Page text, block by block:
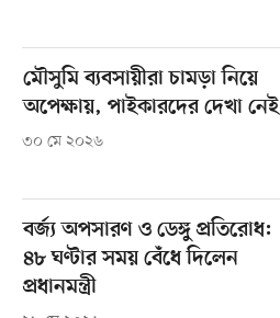
মৌসুমি ব্যবসায়ীরা চামড়া নিয়ে
অপেক্ষায়, পাইকারদের দেখা নেই
৩০ মে ২০২৬
বর্জ্য অপসারণ ও ডেঙ্গু প্রতিরোধ:
৪৮ ঘণ্টার সময় বেঁধে দিলেন
প্রধানমন্ত্রী